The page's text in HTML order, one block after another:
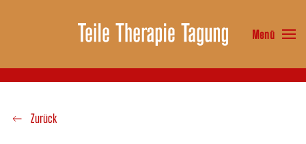
Zum Hauptinhalt springen Menü
Zurück